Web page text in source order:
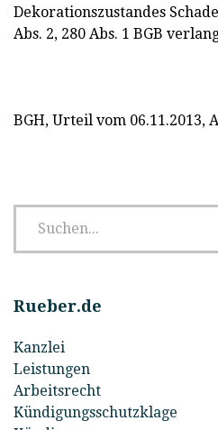
Dekorationszustandes
Abs. 2, 280 Abs. 1 BGB
BGH, Urteil vom 06.11.2013,
Rueber.de
Kanzlei
Leistungen
Arbeitsrecht
Kündigungsschutzklage